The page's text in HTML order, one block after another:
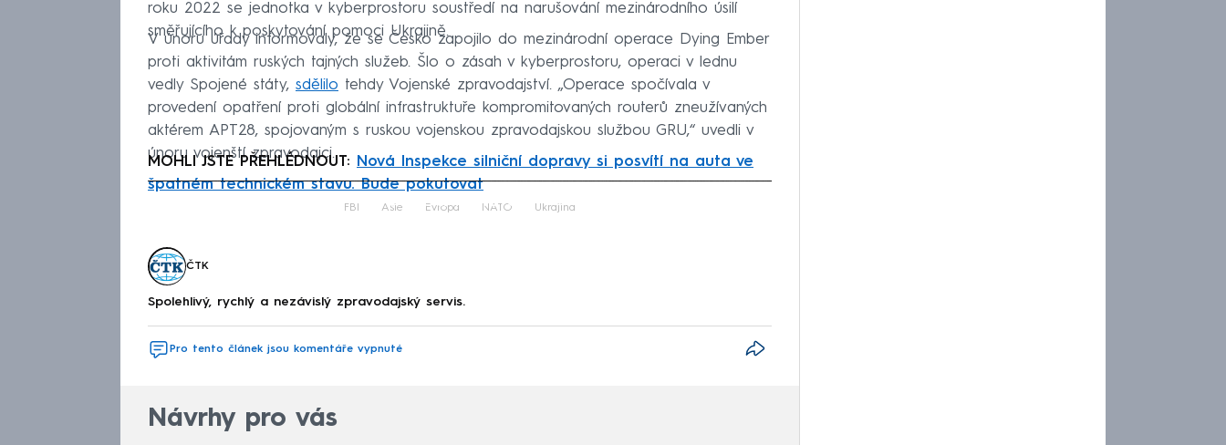
roku 2022 se jednotka v kyberprostoru soustředí na narušování mezinárodního úsilí
směřujícího k poskytování pomoci Ukrajině.
V únoru úřady informovaly, že se Česko zapojilo do mezinárodní operace Dying Ember
proti aktivitám ruských tajných služeb. Šlo o zásah v kyberprostoru, operaci v lednu
vedly Spojené státy, sdělilo tehdy Vojenské zpravodajství. „Operace spočívala v
provedení opatření proti globální infrastruktuře kompromitovaných routerů zneužívaných
aktérem APT28, spojovaným s ruskou vojenskou zpravodajskou službou GRU,“ uvedli v
únoru vojenští zpravodajci.
MOHLI JSTE PŘEHLÉDNOUT:
Nová Inspekce silniční dopravy si posvítí na auta ve
špatném technickém stavu. Bude pokutovat
Failed to fetch
FBI Asie Evropa NATO Ukrajina
ČTK
Spolehlivý, rychlý a nezávislý zpravodajský servis.
Pro tento článek jsou komentáře vypnuté
Návrhy pro vás